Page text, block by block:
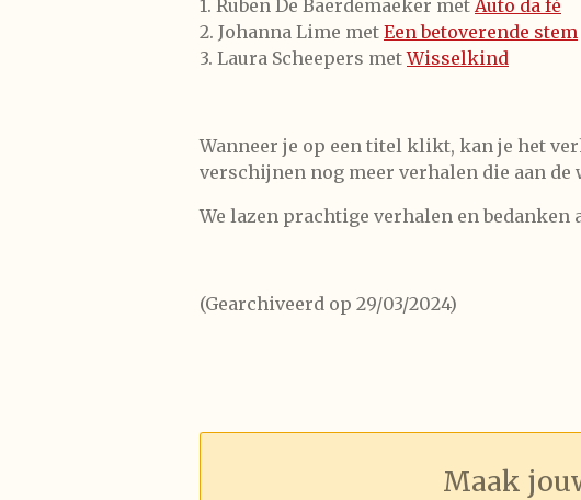
1. Ruben De Baerdemaeker met Auto da fé
2. Johanna Lime met Een betoverende stem
3. Laura Scheepers metWisselkind
Wanneer je op een titel klikt, kan je het
verschijnen nog meer verhalen die aan de
We lazen prachtige verhalen en
(Gearchiveerd op 29/03/2024)
Maak